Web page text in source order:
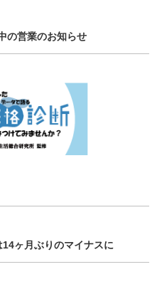
の営業のお知らせ
ヶ月ぶりのマイナスに